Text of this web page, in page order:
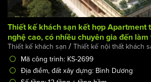
Thiết kế khách sạn kết hợp Apartment